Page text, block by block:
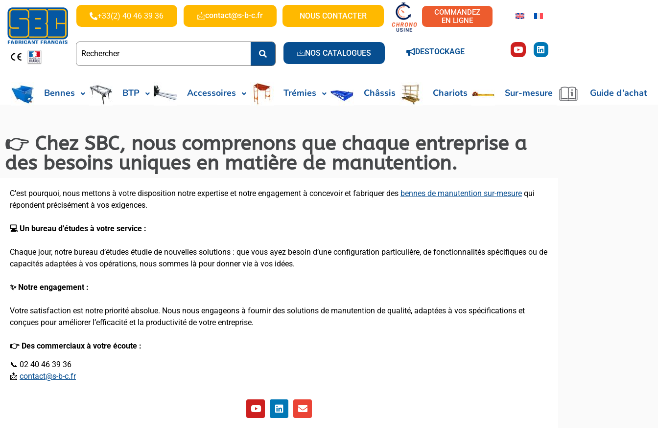
+33(2) 40 46 39 36 contact@s-b-c.fr NOUS CONTACTER
NOS CATALOGUES
COMMANDEZ
EN LIGNE
DESTOCKAGE
Bennes BTP Accessoires Trémies Châssis Chariots Sur-mesure Guide d’achat
👉 Chez SBC, nous comprenons que chaque entreprise a
des besoins uniques en matière de manutention.
C’est pourquoi, nous mettons à votre disposition notre expertise et notre engagement à concevoir et fabriquer des bennes de manutention sur-mesure qui
répondent précisément à vos exigences.
💻 Un bureau d’études à votre service :
Chaque jour, notre bureau d’études étudie de nouvelles solutions : que vous ayez besoin d’une configuration particulière, de fonctionnalités spécifiques ou de
capacités adaptées à vos opérations, nous sommes là pour donner vie à vos idées.
✨ Notre engagement :
Votre satisfaction est notre priorité absolue. Nous nous engageons à fournir des solutions de manutention de qualité, adaptées à vos spécifications et
conçues pour améliorer l’efficacité et la productivité de votre entreprise.
👉 Des commerciaux à votre écoute :
📞 02 40 46 39 36
📩 contact@s-b-c.fr